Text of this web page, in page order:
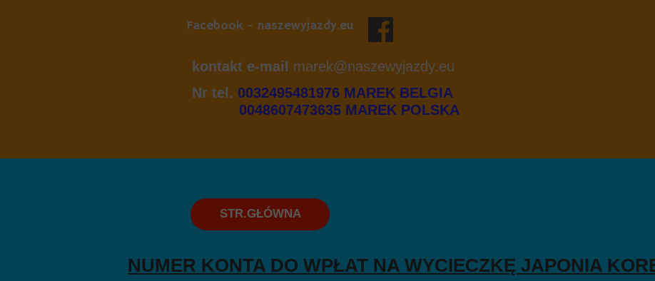
NUMER KONTA DO WPŁAT NA WYCIECZKĘ JAPONIA
STR.GŁÓWNA
Facebook - naszewyjazdy.eu
kontakt e-mail
marek@naszewyjazdy.eu
Nr tel. 0032495481976 MAREK BELGIA
0048607473635 MAREK POLSKA